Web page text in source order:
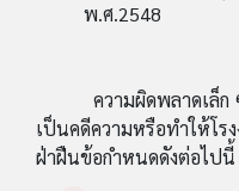
พ.ศ.2548
ความผิดพลาดเล็ก
เป็นคดีความหรือทำให้โร
ฝ่าฝืนข้อกำหนดดังต่อไปนี้